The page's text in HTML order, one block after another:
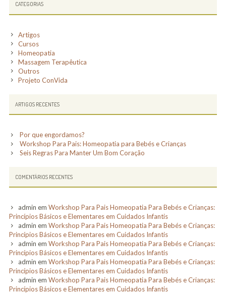
CATEGORIAS
Artigos
Cursos
Homeopatia
Massagem Terapêutica
Outros
Projeto ConVida
ARTIGOS RECENTES
Por que engordamos?
Workshop Para Pais: Homeopatia para Bebés e Crianças
Seis Regras Para Manter Um Bom Coração
COMENTÁRIOS RECENTES
admin em Workshop Para Pais Homeopatia Para Bebés e Crianças:
Princípios Básicos e Elementares em Cuidados Infantis
admin em Workshop Para Pais Homeopatia Para Bebés e Crianças:
Princípios Básicos e Elementares em Cuidados Infantis
admin em Workshop Para Pais Homeopatia Para Bebés e Crianças:
Princípios Básicos e Elementares em Cuidados Infantis
admin em Workshop Para Pais Homeopatia Para Bebés e Crianças:
Princípios Básicos e Elementares em Cuidados Infantis
admin em Workshop Para Pais Homeopatia Para Bebés e Crianças:
Princípios Básicos e Elementares em Cuidados Infantis